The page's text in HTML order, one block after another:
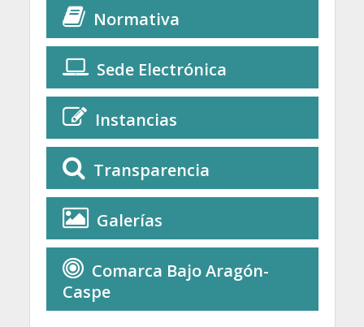
Normativa
Sede Electrónica
Instancias
Transparencia
Galerías
Comarca Bajo Aragón-
Caspe